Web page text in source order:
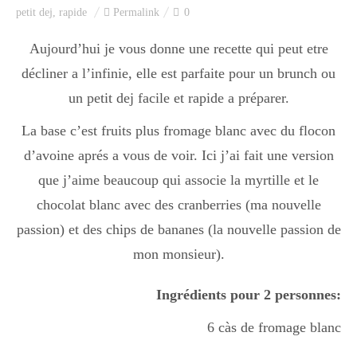
Apéro
Entrée
plats
Dessert
Les classiques
petit dej, rapide Permalink 0
Aujourd’hui je vous donne une recette qui peut etre
décliner a l’infinie, elle est parfaite pour un brunch ou
un petit dej facile et rapide a préparer.
La base c’est fruits plus fromage blanc avec du flocon
d’avoine aprés a vous de voir. Ici j’ai fait une version
que j’aime beaucoup qui associe la myrtille et le
chocolat blanc avec des cranberries (ma nouvelle
passion) et des chips de bananes (la nouvelle passion de
mon monsieur).
Ingrédients pour 2 personnes:
6 càs de fromage blanc